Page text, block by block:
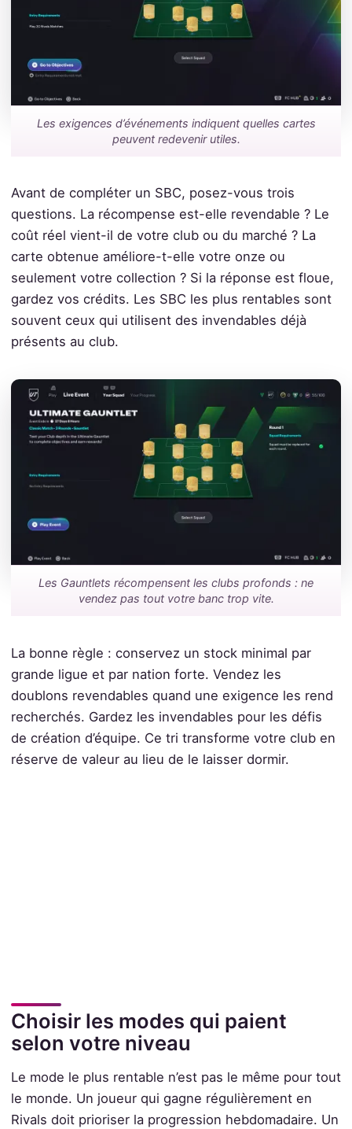
Les exigences d’événements indiquent quelles cartes
peuvent redevenir utiles.
Avant de compléter un SBC, posez-vous trois
questions. La récompense est-elle revendable ? Le
coût réel vient-il de votre club ou du marché ? La
carte obtenue améliore-t-elle votre onze ou
seulement votre collection ? Si la réponse est floue,
gardez vos crédits. Les SBC les plus rentables sont
souvent ceux qui utilisent des invendables déjà
présents au club.
Les Gauntlets récompensent les clubs profonds : ne
vendez pas tout votre banc trop vite.
La bonne règle : conservez un stock minimal par
grande ligue et par nation forte. Vendez les
doublons revendables quand une exigence les rend
recherchés. Gardez les invendables pour les défis
de création d’équipe. Ce tri transforme votre club en
réserve de valeur au lieu de le laisser dormir.
Choisir les modes qui paient
selon votre niveau
Le mode le plus rentable n’est pas le même pour tout
le monde. Un joueur qui gagne régulièrement en
Rivals doit prioriser la progression hebdomadaire. Un